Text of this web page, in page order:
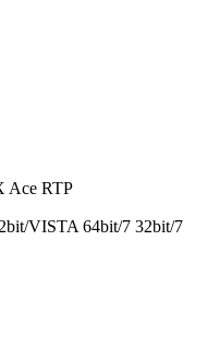
Ace RTP
VISTA 64bit/7 32bit/7